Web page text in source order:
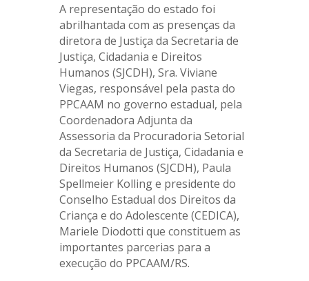
A representação do estado foi
abrilhantada com as presenças da
diretora de Justiça da Secretaria de
Justiça, Cidadania e Direitos
Humanos (SJCDH), Sra. Viviane
Viegas, responsável pela pasta do
PPCAAM no governo estadual, pela
Coordenadora Adjunta da
Assessoria da Procuradoria Setorial
da Secretaria de Justiça, Cidadania e
Direitos Humanos (SJCDH), Paula
Spellmeier Kolling e presidente do
Conselho Estadual dos Direitos da
Criança e do Adolescente (CEDICA),
Mariele Diodotti que constituem as
importantes parcerias para a
execução do PPCAAM/RS.